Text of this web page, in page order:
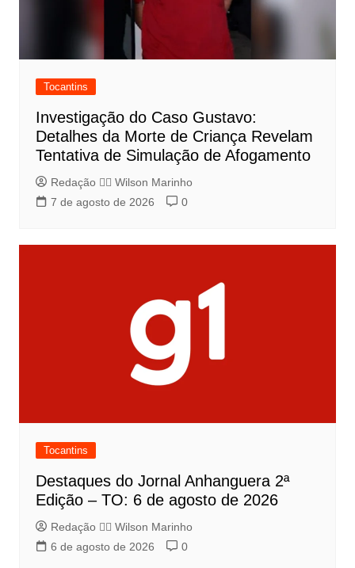
Tocantins
Investigação do Caso Gustavo:
Detalhes da Morte de Criança Revelam
Tentativa de Simulação de Afogamento
Redação 👨‍⚖️​ Wilson Marinho
7 de agosto de 2026
0
Tocantins
Destaques do Jornal Anhanguera 2ª
Edição – TO: 6 de agosto de 2026
Redação 👨‍⚖️​ Wilson Marinho
6 de agosto de 2026
0